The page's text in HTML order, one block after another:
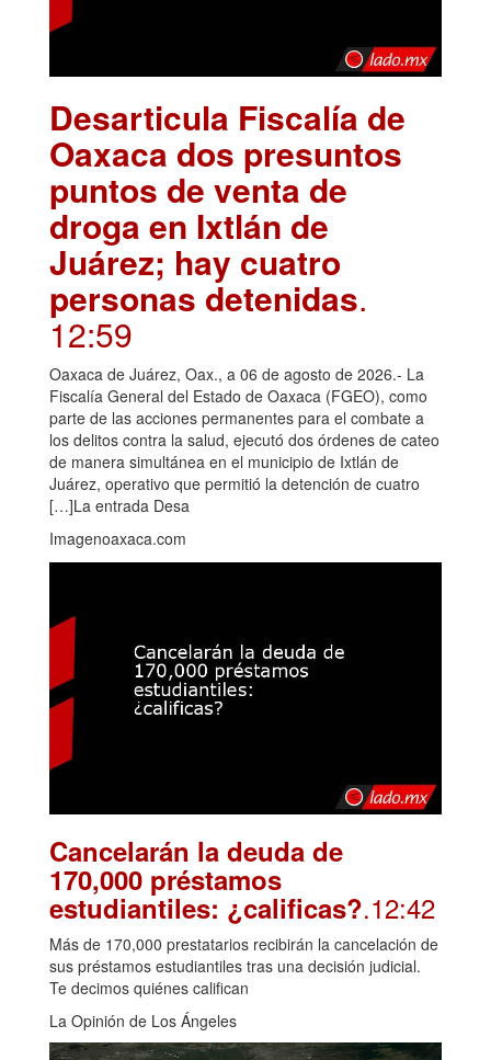
Desarticula Fiscalía de
Oaxaca dos presuntos
puntos de venta de
droga en Ixtlán de
Juárez; hay cuatro
personas detenidas.
12:59
Oaxaca de Juárez, Oax., a 06 de agosto de 2026.- La
Fiscalía General del Estado de Oaxaca (FGEO), como
parte de las acciones permanentes para el combate a
los delitos contra la salud, ejecutó dos órdenes de cateo
de manera simultánea en el municipio de Ixtlán de
Juárez, operativo que permitió la detención de cuatro
[…]La entrada Desa
Imagenoaxaca.com
Cancelarán la deuda de
170,000 préstamos
estudiantiles: ¿calificas?.12:42
Más de 170,000 prestatarios recibirán la cancelación de
sus préstamos estudiantiles tras una decisión judicial.
Te decimos quiénes califican
La Opinión de Los Ángeles